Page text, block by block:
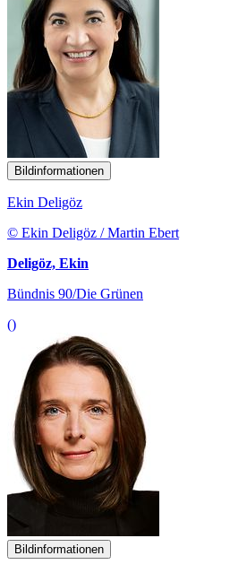
Bildinformationen
Ekin Deligöz
© Ekin Deligöz / Martin Ebert
Deligöz, Ekin
Bündnis 90/Die Grünen
()
Bildinformationen